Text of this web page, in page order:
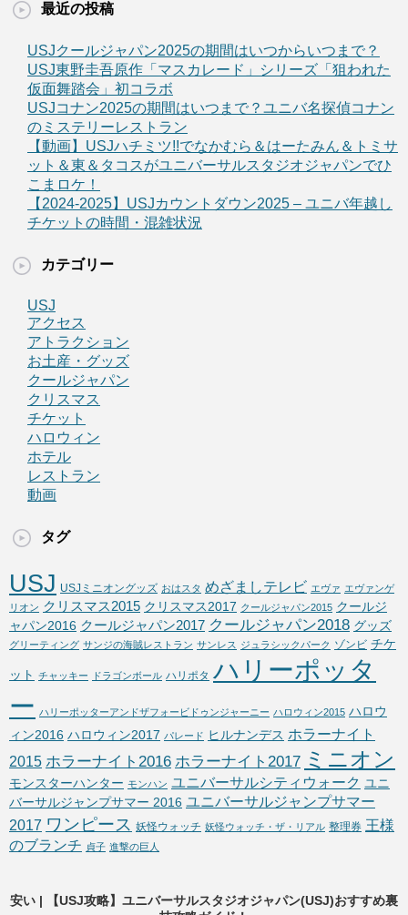
最近の投稿
USJクールジャパン2025の期間はいつからいつまで？
USJ東野圭吾原作「マスカレード」シリーズ「狙われた
仮面舞踏会」初コラボ
USJコナン2025の期間はいつまで？ユニバ名探偵コナン
のミステリーレストラン
【動画】USJハチミツ!!でなかむら＆はーたみん＆トミサ
ット＆東＆タコスがユニバーサルスタジオジャパンでひ
こまロケ！
【2024-2025】USJカウントダウン2025 – ユニバ年越し
チケットの時間・混雑状況
カテゴリー
USJ
アクセス
アトラクション
お土産・グッズ
クールジャパン
クリスマス
チケット
ハロウィン
ホテル
レストラン
動画
タグ
USJ USJミニオングッズ おはスタ めざましテレビ エヴァ エヴァンゲ
リオン クリスマス2015 クリスマス2017 クールジャパン2015 クールジ
ャパン2016 クールジャパン2017 クールジャパン2018 グッズ
グリーティング サンジの海賊レストラン サンレス ジュラシックパーク ゾンビ チケ
ット チャッキー ドラゴンボール ハリポタ ハリーポッタ
ー ハリーポッターアンドザフォービドゥンジャーニー ハロウィン2015 ハロウ
ィン2016 ハロウィン2017 パレード ヒルナンデス ホラーナイト
2015 ホラーナイト2016 ホラーナイト2017 ミニオン
モンスターハンター モンハン ユニバーサルシティウォーク ユニ
バーサルジャンプサマー 2016 ユニバーサルジャンプサマー
2017 ワンピース 妖怪ウォッチ 妖怪ウォッチ・ザ・リアル 整理券 王様
のブランチ 貞子 進撃の巨人
安い | 【USJ攻略】ユニバーサルスタジオジャパン(USJ)おすすめ裏